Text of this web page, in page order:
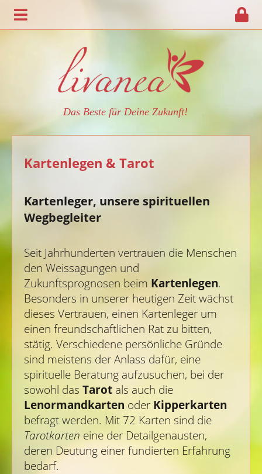
Das Beste für Deine Zukunft!
Kartenlegen & Tarot
Kartenleger, unsere spirituellen
Wegbegleiter
Seit Jahrhunderten vertrauen die Menschen
den Weissagungen und
Zukunftsprognosen beim Kartenlegen.
Besonders in unserer heutigen Zeit wächst
dieses Vertrauen, einen Kartenleger um
einen freundschaftlichen Rat zu bitten,
stätig. Verschiedene persönliche Gründe
sind meistens der Anlass dafür, eine
spirituelle Beratung aufzusuchen, bei der
sowohl das Tarot als auch die
Lenormandkarten oder Kipperkarten
befragt werden. Mit 72 Karten sind die
Tarotkarten eine der Detailgenausten,
deren Deutung einer fundierten Erfahrung
bedarf.